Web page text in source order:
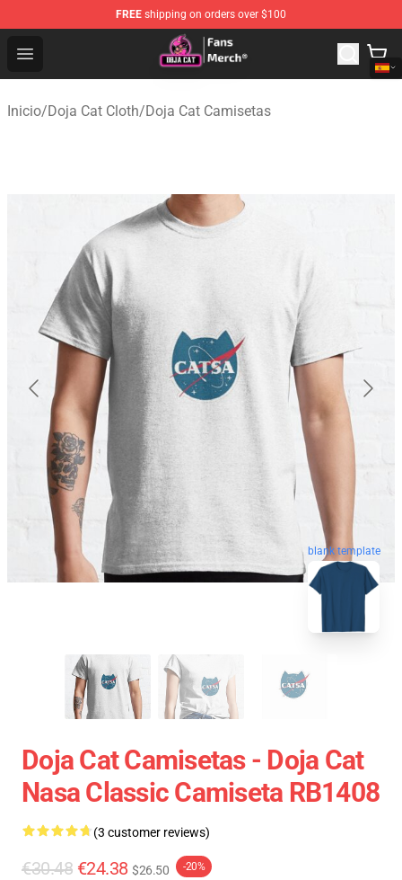
FREE shipping on orders over $100
Open menu
Doja Cat Store - Official Doja Cat Merchandise Shop
Inicio/Doja Cat Cloth/Doja Cat Camisetas
blank template
Doja Cat Camisetas - Doja Cat
Nasa Classic Camiseta RB1408
(3 customer reviews)
€30.48 €24.38 $26.50 -20%